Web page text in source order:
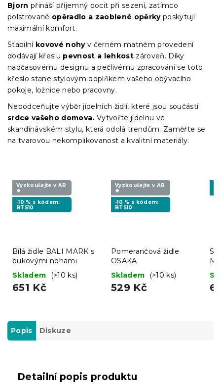
Bjorn přináší příjemný pocit při sezení, zatímco
polstrované opěradlo a zaoblené opěrkyposkytují
maximální komfort.
Stabilní kovové nohyv černém matném provedení
dodávají křeslu pevnost a lehkost zároveň. Díky
nadčasovému designu a pečlivému zpracování se toto
křeslo stane stylovým doplňkem vašeho obývacího
pokoje, ložnice nebo pracovny.
Nepodceňujte výběr jídelních židlí, které jsou součástí
srdce vašeho domova. Vytvořte jídelnu ve
skandinávském stylu, která odolá trendům. Zaměřte se
na tvarovou nekomplikovanost a kvalitní materiály.
Vyzkoušejte v AR
❖
-10 % s kódem:
BTS10
Bílá židle BALI MARK s
bukovými nohami
Skladem
(>10 ks)
651 Kč
Vyzkoušejte v AR
❖
-10 % s kódem:
BTS10
Pomerančová židle
OSAKA
Skladem
(>10 ks)
529 Kč
Popis Diskuze
Detailní popis produktu